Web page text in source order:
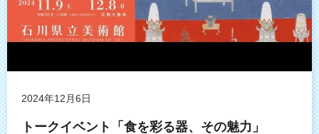
2024年12月6日
トークイベント「食を彩る器、その魅力」